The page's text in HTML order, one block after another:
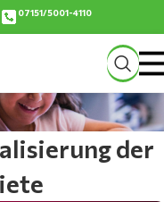
07151/5001-4110
der